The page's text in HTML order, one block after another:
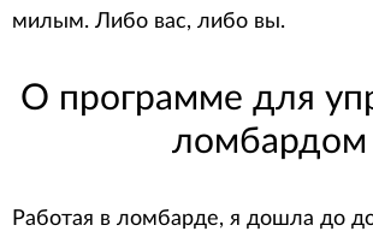
милым. Либо вас, либо вы.
О программе для
ломбардом
Работая в ломбарде, я дошла до